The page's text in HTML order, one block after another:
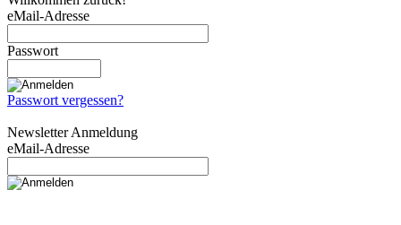
eMail-Adresse
Passwort
Passwort vergessen?
Newsletter Anmeldung
eMail-Adresse